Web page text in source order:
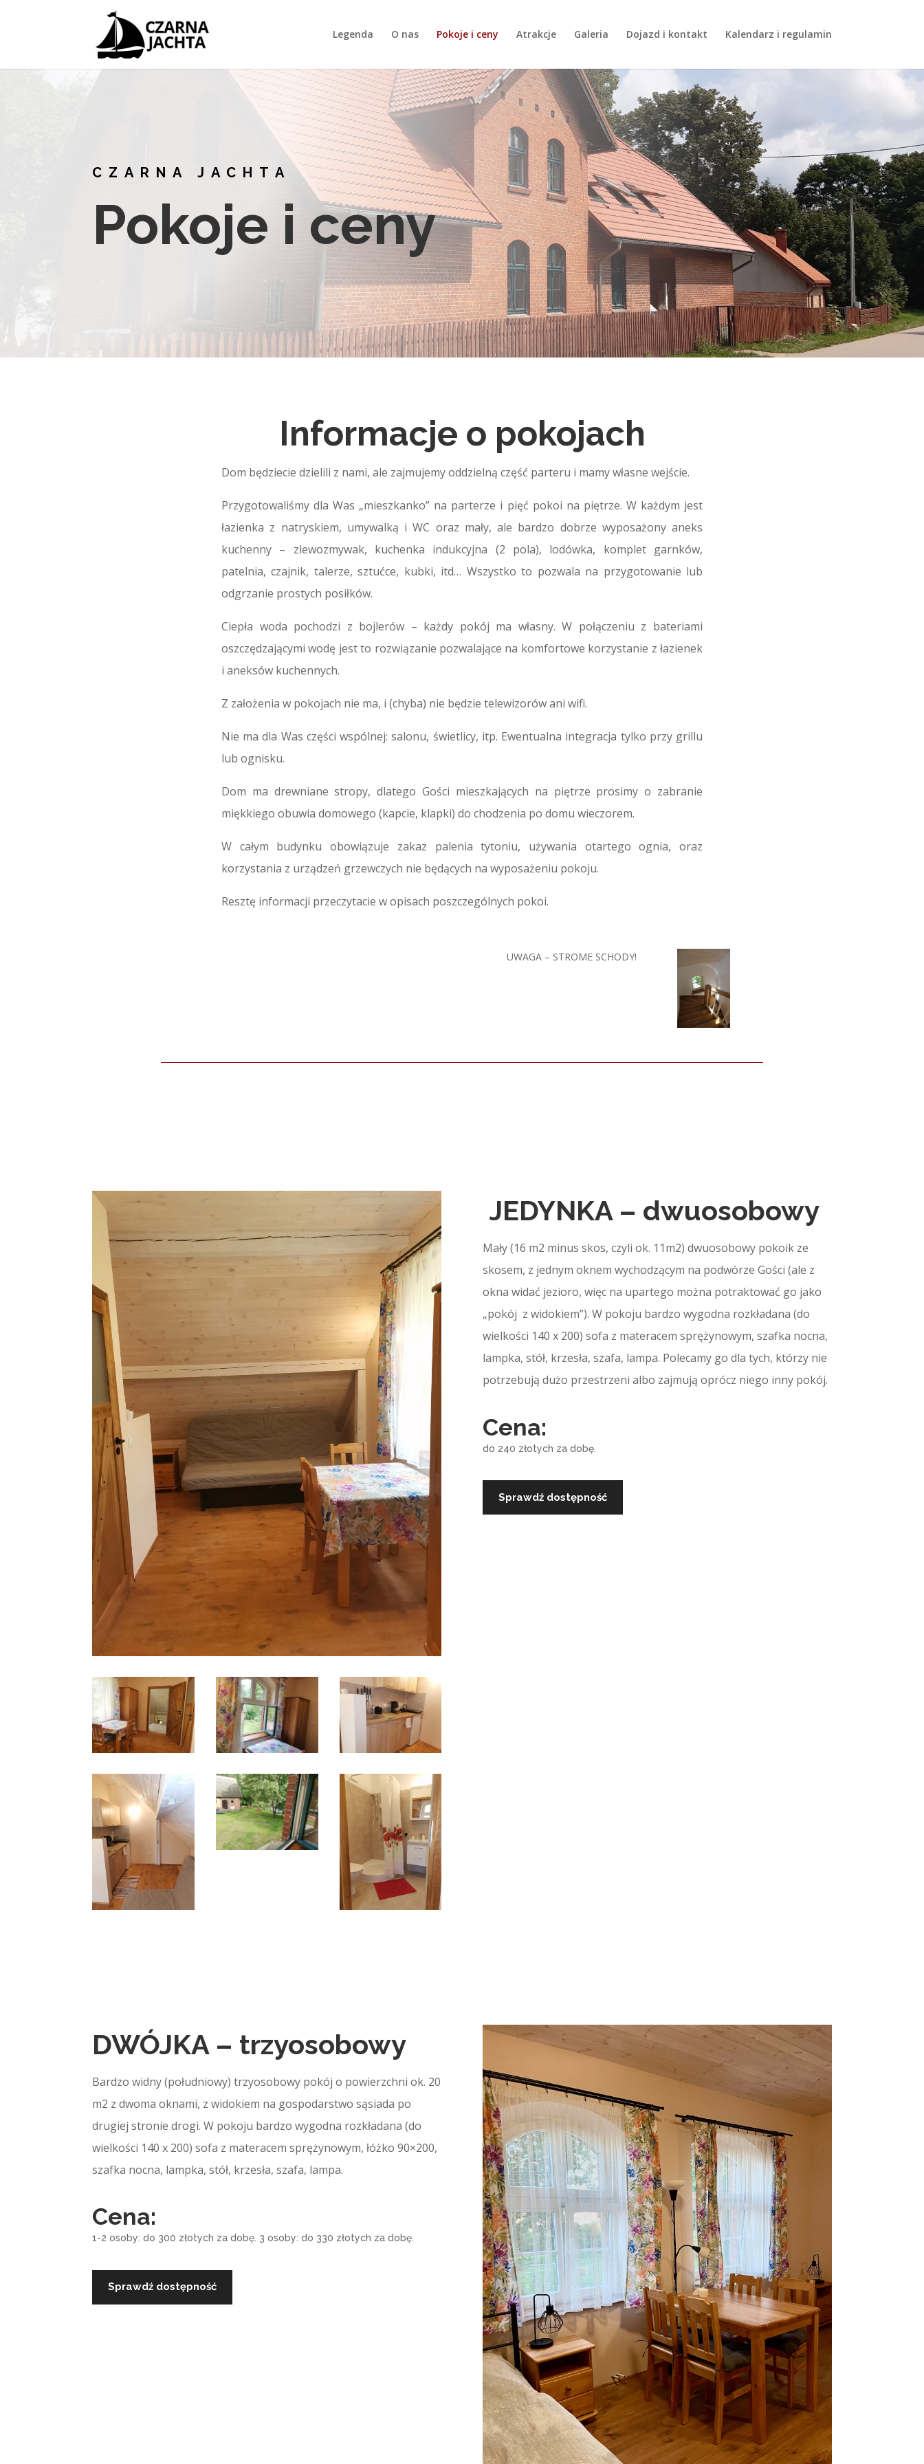
Legenda O nas Pokoje i ceny Atrakcje Galeria Dojazd i kontakt Kalendarz i regulamin
CZARNA JACHTA
Pokoje i ceny
Informacje o pokojach
Dom będziecie dzielili z nami, ale zajmujemy oddzielną część parteru i mamy własne wejście.
Przygotowaliśmy dla Was „mieszkanko” na parterze i pięć pokoi na piętrze. W każdym jest
łazienka z natryskiem, umywalką i WC oraz mały, ale bardzo dobrze wyposażony aneks
kuchenny – zlewozmywak, kuchenka indukcyjna (2 pola), lodówka, komplet garnków,
patelnia, czajnik, talerze, sztućce, kubki, itd… Wszystko to pozwala na przygotowanie lub
odgrzanie prostych posiłków.
Ciepła woda pochodzi z bojlerów – każdy pokój ma własny. W połączeniu z bateriami
oszczędzającymi wodę jest to rozwiązanie pozwalające na komfortowe korzystanie z łazienek
i aneksów kuchennych.
Z założenia w pokojach nie ma, i (chyba) nie będzie telewizorów ani wifi.
Nie ma dla Was części wspólnej: salonu, świetlicy, itp. Ewentualna integracja tylko przy grillu
lub ognisku.
Dom ma drewniane stropy, dlatego Gości mieszkających na piętrze prosimy o zabranie
miękkiego obuwia domowego (kapcie, klapki) do chodzenia po domu wieczorem.
W całym budynku obowiązuje zakaz palenia tytoniu, używania otartego ognia, oraz
korzystania z urządzeń grzewczych nie będących na wyposażeniu pokoju.
Resztę informacji przeczytacie w opisach poszczególnych pokoi.
UWAGA – STROME SCHODY!
JEDYNKA – dwuosobowy
Mały (16 m2 minus skos, czyli ok. 11m2) dwuosobowy pokoik ze
skosem, z jednym oknem wychodzącym na podwórze Gości (ale z
okna widać jezioro, więc na upartego można potraktować go jako
„pokój z widokiem”). W pokoju bardzo wygodna rozkładana (do
wielkości 140 x 200) sofa z materacem sprężynowym, szafka nocna,
lampka, stół, krzesła, szafa, lampa. Polecamy go dla tych, którzy nie
potrzebują dużo przestrzeni albo zajmują oprócz niego inny pokój.
Cena:
do 240 złotych za dobę.
Sprawdź dostępność
DWÓJKA – trzyosobowy
Bardzo widny (południowy) trzyosobowy pokój o powierzchni ok. 20
m2 z dwoma oknami, z widokiem na gospodarstwo sąsiada po
drugiej stronie drogi. W pokoju bardzo wygodna rozkładana (do
wielkości 140 x 200) sofa z materacem sprężynowym, łóżko 90×200,
szafka nocna, lampka, stół, krzesła, szafa, lampa.
Cena:
1-2 osoby: do 300 złotych za dobę. 3 osoby: do 330 złotych za dobę.
Sprawdź dostępność